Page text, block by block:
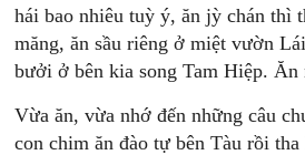
hái bao nhiêu tuỳ ý, ăn jỳ chán thì
măng, ăn sầu riêng ở miệt vườn
bưởi ở bên kia song Tam Hiệp.
Vừa ăn, vừa nhớ đến những câu
con chim ăn đào tự bên Tàu rồi